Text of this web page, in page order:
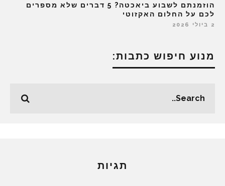
הוזמנתם לשבוע ביאכטה? 5 דברים שלא מספרים
לכם על החלום האקזוטי
2 ביולי 2026
מנוע חיפוש כתבות:
תגיות